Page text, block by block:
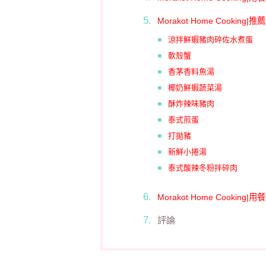
Morakot Home Cooking|推
涼拌鮮蝦豬肉碎佐水煮蛋
軟殼蟹
香茅香料魚湯
椰奶鮮蝦蔬菜湯
酥炸辣味豬肉
泰式煎蛋
打拋豬
新鮮小捲湯
泰式酸辣冬粉拌碎肉
Morakot Home Cooking|用
評論